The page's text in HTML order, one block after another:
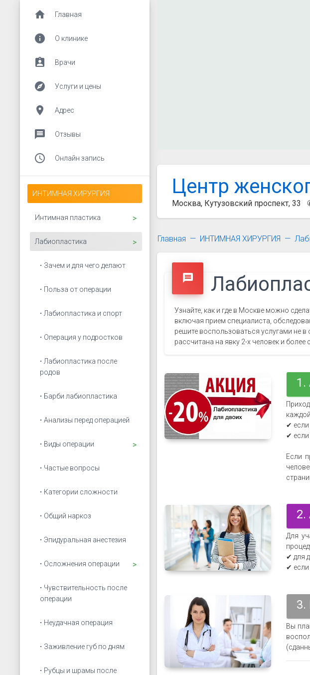
home Главная
info О клинике
assignment_ind Врачи
explore Услуги и цены
place Адрес
message Отзывы
access_time Онлайн запись
ИНТИМНАЯ ХИРУРГИЯ
Открыть подменю
Интимная пластика
Открыть подменю
Лабиопластика
Зачем и для чего делают
Польза от операции
Лабиопластика и спорт
Операция у подростков
Лабиопластика после
родов
Барби лабиопластика
Анализы перед операцией
Открыть подменю
Виды операции
Частые вопросы
Категории сложности
Общий наркоз
Эпидуральная анестезия
Открыть подменю
Осложнения операции
Чувствительность после
операции
Неудачная операция
Заживление губ по дням
Рубцы и шрамы после
Центр
Москва, Кутузовский проспект, 33
Главная ИНТИМНАЯ ХИРУРГИЯ
message
Узнайте, как и где в Москве можно
включая прием специалиста,
решите воспользоваться услугами не
рассчитана на явку 2-х человек и
1.
✔ если
✔ если
Если
2.
Для
✔ для
✔ если
3.
Вы